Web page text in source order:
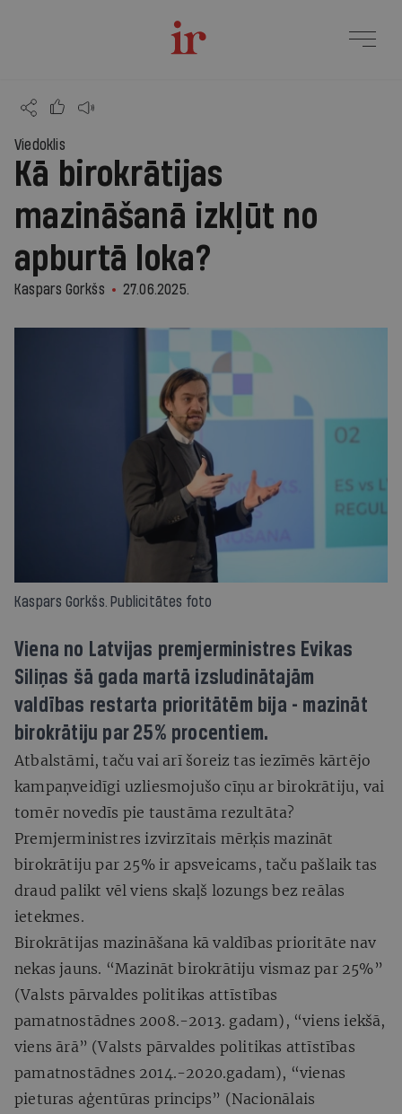
Viedoklis
Kā birokrātijas
mazināšanā izkļūt no
apburtā loka?
Kaspars Gorkšs 27.06.2025.
Kaspars Gorkšs. Publicitātes foto
Viena no Latvijas premjerministres Evikas
Siliņas šā gada martā izsludinātajām
valdības restarta prioritātēm bija - mazināt
birokrātiju par 25% procentiem.
Atbalstāmi, taču vai arī šoreiz tas iezīmēs kārtējo
kampaņveidīgi uzliesmojušo cīņu ar birokrātiju, vai
tomēr novedīs pie taustāma rezultāta?
Premjerministres izvirzītais mērķis mazināt
birokrātiju par 25% ir apsveicams, taču pašlaik tas
draud palikt vēl viens skaļš lozungs bez reālas
ietekmes.
Birokrātijas mazināšana kā valdības prioritāte nav
nekas jauns. “Mazināt birokrātiju vismaz par 25%”
(Valsts pārvaldes politikas attīstības
pamatnostādnes 2008.-2013. gadam), “viens iekšā,
viens ārā” (Valsts pārvaldes politikas attīstības
pamatnostādnes 2014.-2020.gadam), “vienas
pieturas aģentūras princips” (Nacionālais